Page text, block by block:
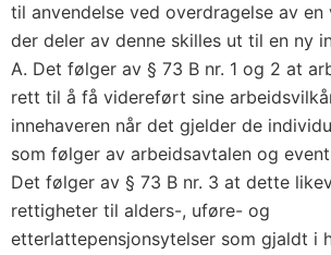
til anvendelse ved overdragelse av
der deler av denne skilles ut til en ny
A. Det følger av § 73 B nr. 1 og 2 at
rett til å få videreført sine
innehaveren når det gjelder de
som følger av arbeidsavtalen og
Det følger av § 73 B nr. 3 at dette
rettigheter til alders-, uføre- og
etterlattepensjonsytelser som gjaldt i